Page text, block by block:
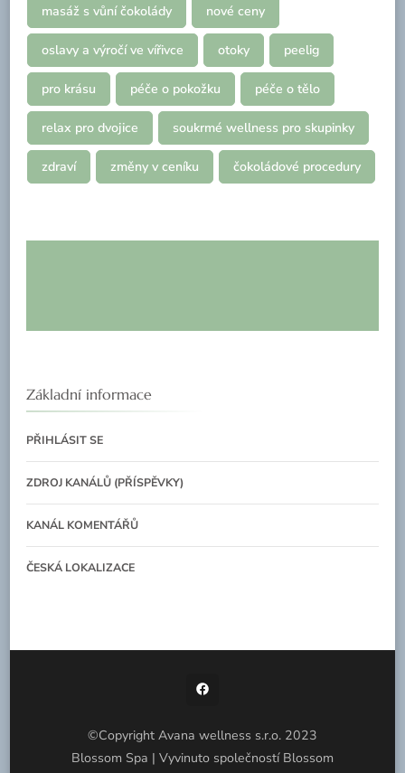
masáž s vůní čokolády nové ceny
oslavy a výročí ve vířivce otoky peelig
pro krásu péče o pokožku péče o tělo
relax pro dvojice soukrmé wellness pro skupinky
zdraví změny v ceníku čokoládové procedury
Základní informace
PŘIHLÁSIT SE
ZDROJ KANÁLŮ (PŘÍSPĚVKY)
KANÁL KOMENTÁŘŮ
ČESKÁ LOKALIZACE
©Copyright Avana wellness s.r.o. 2023
Blossom Spa | Vyvinuto společností Blossom